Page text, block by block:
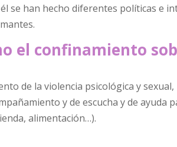
se han hecho diferentes políticas e
el confinamiento
de la violencia psicológica y
y de escucha y de ayuda
alimentación…).